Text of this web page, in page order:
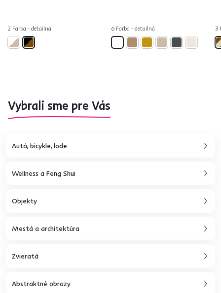
2 Farba - detailná 6 Farba - detailná 3
Vybrali sme pre Vás
Autá, bicykle, lode
Wellness a Feng Shui
Objekty
Mestá a architektúra
Zvieratá
Abstraktné obrazy